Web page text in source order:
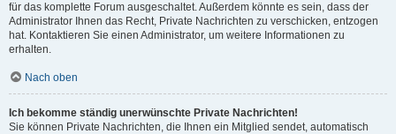
für das komplette Forum ausgeschaltet. Außerdem könnte es sein, dass der
Administrator Ihnen das Recht, Private Nachrichten zu verschicken, entzogen
hat. Kontaktieren Sie einen Administrator, um weitere Informationen zu
erhalten.
Nach oben
Ich bekomme ständig unerwünschte Private Nachrichten!
Sie können Private Nachrichten, die Ihnen ein Mitglied sendet, automatisch